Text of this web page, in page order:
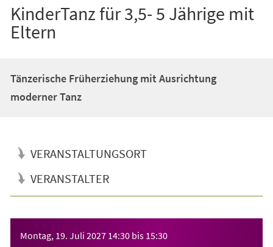
KinderTanz für 3,5- 5 Jährige mit
Eltern
Tänzerische Früherziehung mit Ausrichtung
moderner Tanz
VERANSTALTUNGSORT
VERANSTALTER
Montag, 19. Juli 2027 14:30 bis 15:30